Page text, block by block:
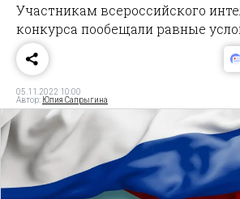
Участникам всероссийского
конкурса пообещали равные
05.11.2022 10:00
Автор: Юлия Сапрыгина